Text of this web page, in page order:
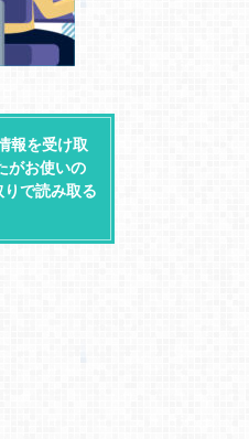
報を受け取
がお使いの
で読み取る